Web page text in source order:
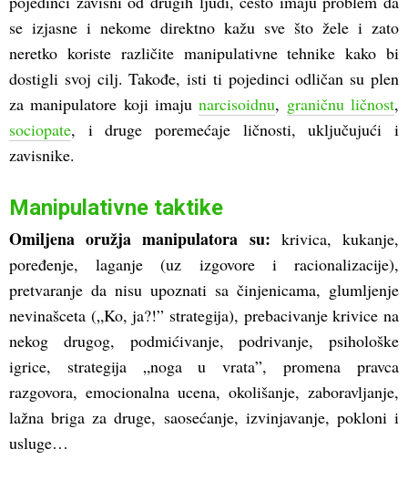
se izjasne i nekome direktno kažu sve što žele i zato
neretko koriste različite manipulativne tehnike kako bi
dostigli svoj cilj. Takođe, isti ti pojedinci odličan su plen
za manipulatore koji imajunarcisoidnu, graničnu ličnost,
sociopate, i druge poremećaje ličnosti, uključujući i
zavisnike.
Manipulativne taktike
Omiljena oružja manipulatora su: krivica, kukanje,
poređenje, laganje (uz izgovore i racionalizacije),
pretvaranje da nisu upoznati sa činjenicama, glumljenje
nevinašceta („Ko, ja?!” strategija), prebacivanje krivice na
nekog drugog, podmićivanje, podrivanje, psihološke
igrice, strategija „noga u vrata”, promena pravca
razgovora, emocionalna ucena, okolišanje, zaboravljanje,
lažna briga za druge, saosećanje, izvinjavanje, pokloni i
usluge…